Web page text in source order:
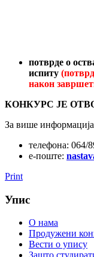
потврде о
испиту
након
КОНКУРС ЈЕ
За више
телефона: 064/
е-поште:
Print
Упис
О нама
Продужени
Вести о упису